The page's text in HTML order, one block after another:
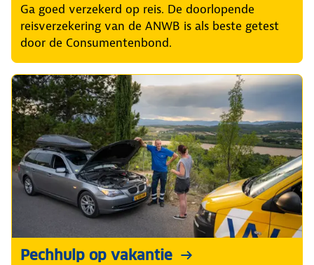
Ga goed verzekerd op reis. De doorlopende
reisverzekering van de ANWB is als beste getest
door de Consumentenbond.
Pechhulp op vakantie